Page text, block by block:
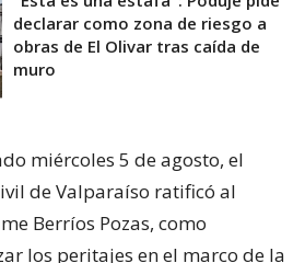
declarar como zona de riesgo a
obras de El Olivar tras caída de
muro
miércoles 5 de agosto, el
de Valparaíso ratificó al
Berríos Pozas, como
los peritajes en el marco de la